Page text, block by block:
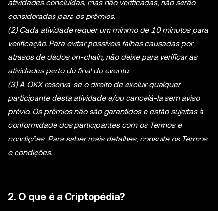
atividades concluídas, mas não verificadas, não serão
consideradas para os prêmios.
(2) Cada atividade requer um mínimo de 10 minutos para
verificação. Para evitar possíveis falhas causadas por
atrasos de dados on-chain, não deixe para verificar as
atividades perto do final do evento.
(3) A OKX reserva-se o direito de excluir qualquer
participante desta atividade e/ou cancelá-la sem aviso
prévio. Os prêmios não são garantidos e estão sujeitas à
conformidade dos participantes com os Termos e
condições. Para saber mais detalhes, consulte os Termos
e condições.
2. O que é a Criptopédia?